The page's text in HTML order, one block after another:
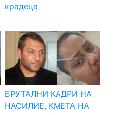
крадеца
БРУТАЛНИ КАДРИ НА
НАСИЛИЕ, КМЕТА НА